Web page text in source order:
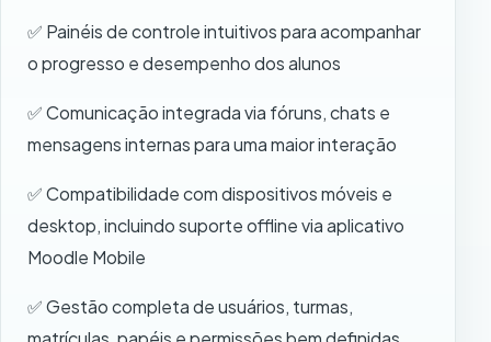
✅ Painéis de controle intuitivos para acompanhar
o progresso e desempenho dos alunos
✅ Comunicação integrada via fóruns, chats e
mensagens internas para uma maior interação
✅ Compatibilidade com dispositivos móveis e
desktop, incluindo suporte offline via aplicativo
Moodle Mobile
✅ Gestão completa de usuários, turmas,